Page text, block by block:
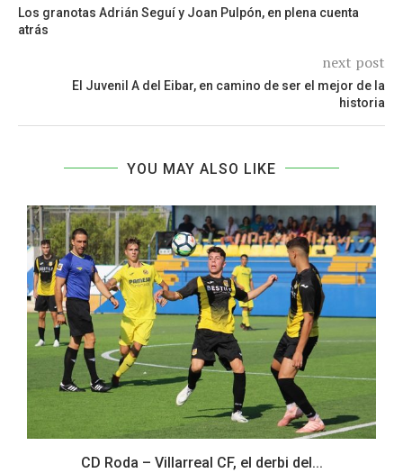
Los granotas Adrián Seguí y Joan Pulpón, en plena cuenta
atrás
next post
El Juvenil A del Eibar, en camino de ser el mejor de la
historia
YOU MAY ALSO LIKE
CD Roda – Villarreal CF, el derbi del...